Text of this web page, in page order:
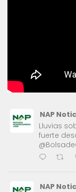
NAP
Lluvias
fuerte
NAP